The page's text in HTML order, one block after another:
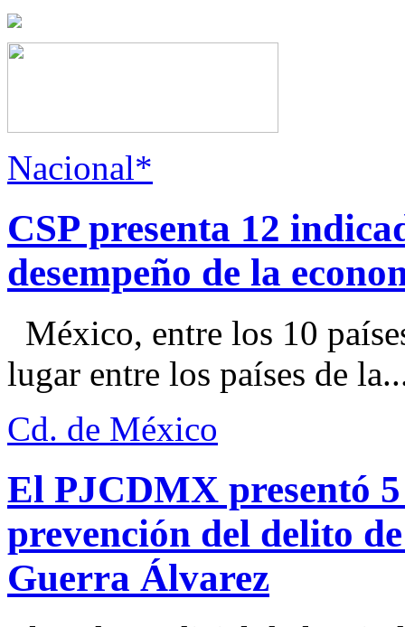
Nacional*
CSP presenta 12
desempeño de la
México, entre los 10
lugar entre los países de
Cd. de México
El PJCDMX presentó
prevención del delito
Guerra Álvarez